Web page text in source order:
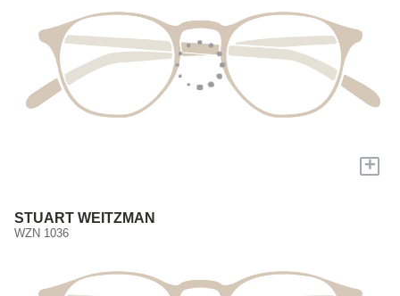
+
STUART WEITZMAN
WZN 1036